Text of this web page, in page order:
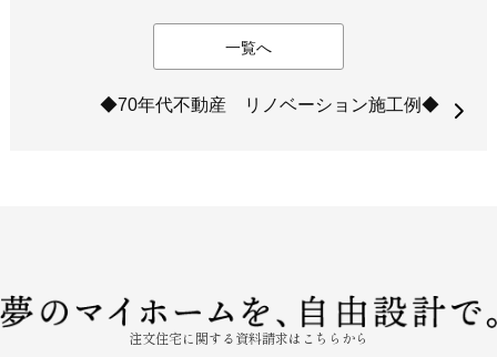
一覧へ
◆70年代不動産 リノベーション施工例◆
注文住宅に関する資料請求はこちらから